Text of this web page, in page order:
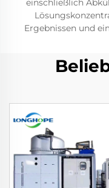
einschließlich
Ergebnissen und